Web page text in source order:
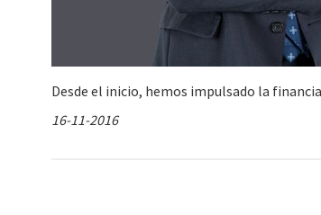
Desde el inicio, hemos impulsado la
16-11-2016